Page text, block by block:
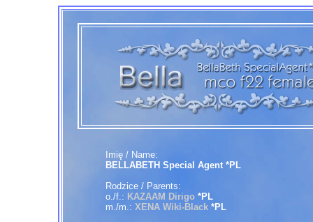
Imię / Name:
BELLABETH Special Agent *PL
Rodzice / Parents:
o./f.: KAZAAM Dirigo *PL
m./m.: XENA Wiki-Black *PL